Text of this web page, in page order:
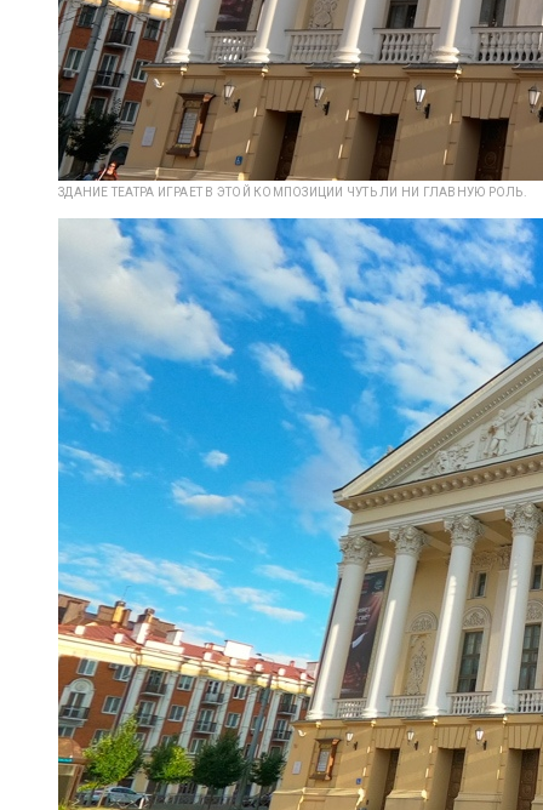
ЗДАНИЕ ТЕАТРА ИГРАЕТ В ЭТОЙ КОМПОЗИЦИИ ЧУТЬ ЛИ НИ ГЛАВНУЮ РОЛЬ.